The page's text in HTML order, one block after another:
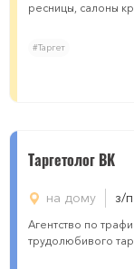
ресницы, салоны
#Таргет
Таргетолог ВК
на дому з/
Агентство по
трудолюбивого